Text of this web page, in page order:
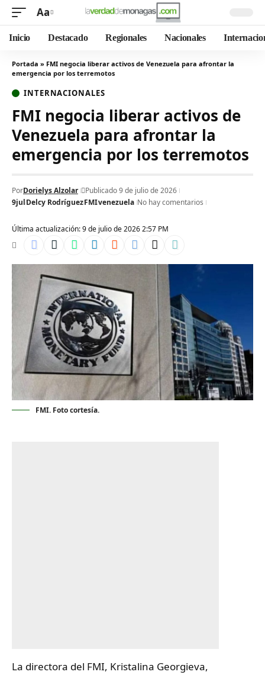
Aa
Inicio Destacado Regionales Nacionales
Portada » FMI negocia liberar activos de Venezuela para afrontar la
emergencia por los terremotos
INTERNACIONALES
FMI negocia liberar activos de
Venezuela para afrontar la
emergencia por los terremotos
Última actualización: 9 de julio de 2026 2:57 PM
PorDorielys Alzolar
Publicado 9 de julio de 2026
9julDelcy RodríguezFMIvenezuela No hay comentarios
FMI. Foto cortesía.
La directora del FMI, Kristalina Georgieva,